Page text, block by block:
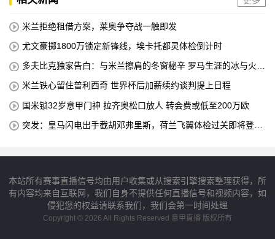
米兰拒绝租借方案，莱奥争夺战一触即发
尤文豪掷1800万锁定新锋线，埃卡托都灵体检倒计时
多夫比克独家告白：与米兰擦肩的冬窗秘辛 罗马生涯的冰与火之
米兰铁心留住普利西奇 世界杯后加薪续约谈判提上日程
国米锁32岁意甲门神 拉齐奥松口放人 转会费或低至200万欧
突发：皇马闪电出手截胡邓弗里斯，荷兰飞翼体检过关即将登陆
本站所有赛事直播信号均由用户收集或从搜索引擎搜索整理获得，所
有内容均来自互联网，我们自身不提供任何直播信号和视频内容，如
侵犯您的权益请联系我们，我们会第一时间处理
Copyright © 2026 All Rights Reserved 意甲直播 版权所有